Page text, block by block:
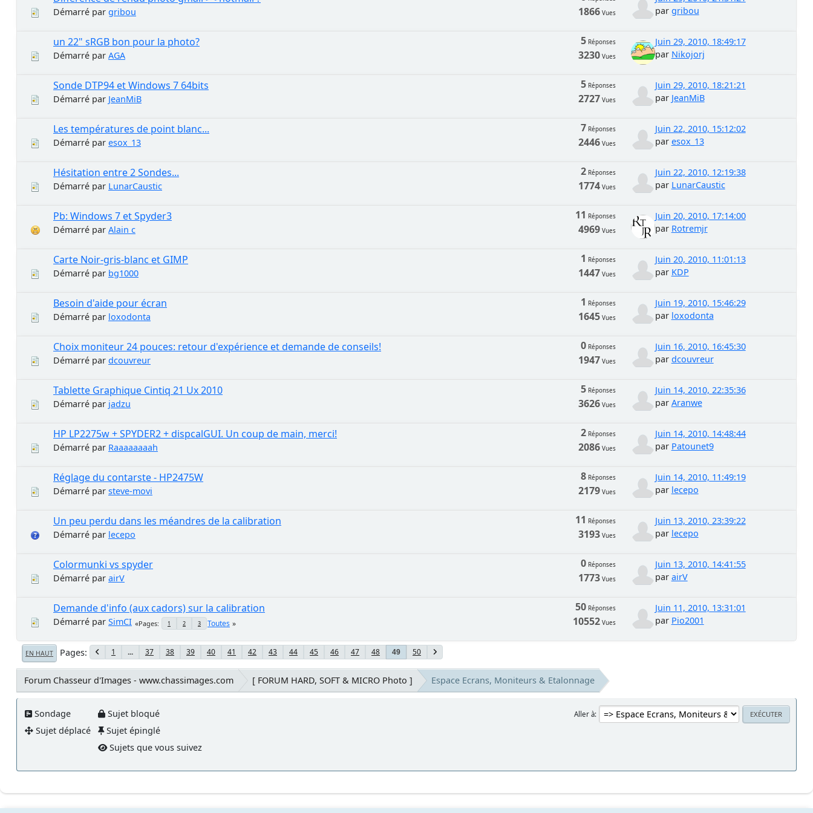
Démarré par gribou 1866Vues
par gribou
un 22" sRGB bon pour la photo?
Démarré par AGA
5Réponses
3230Vues
Juin 29, 2010, 18:49:17
par Nikojorj
Sonde DTP94 et Windows 7 64bits
Démarré par JeanMiB
5Réponses
2727 Vues
Juin 29, 2010, 18:21:21
par JeanMiB
Les températures de point blanc...
Démarré par esox_13
7 Réponses
2446Vues
Juin 22, 2010, 15:12:02
par esox_13
Hésitation entre 2 Sondes...
Démarré par LunarCaustic
2Réponses
1774Vues
Juin 22, 2010, 12:19:38
par LunarCaustic
Pb: Windows 7 et Spyder3
Démarré par Alain c
11 Réponses
4969Vues
Juin 20, 2010, 17:14:00
par Rotremjr
Carte Noir-gris-blanc et GIMP
Démarré par bg1000
1 Réponses
1447 Vues
Juin 20, 2010, 11:01:13
par KDP
Besoin d'aide pour écran
Démarré par loxodonta
1 Réponses
1645Vues
Juin 19, 2010, 15:46:29
par loxodonta
Choix moniteur 24 pouces: retour d'expérience et demande de conseils!
Démarré par dcouvreur
0Réponses
1947 Vues
Juin 16, 2010, 16:45:30
par dcouvreur
Tablette Graphique Cintiq 21 Ux 2010
Démarré par jadzu
5Réponses
3626Vues
Juin 14, 2010, 22:35:36
par Aranwe
HP LP2275w + SPYDER2 + dispcalGUI. Un coup de main, merci!
Démarré par Raaaaaaaah
2Réponses
2086Vues
Juin 14, 2010, 14:48:44
par Patounet9
Réglage du contarste - HP2475W
Démarré par steve-movi
8Réponses
2179Vues
Juin 14, 2010, 11:49:19
par lecepo
Un peu perdu dans les méandres de la calibration
Démarré par lecepo
11 Réponses
3193Vues
Juin 13, 2010, 23:39:22
par lecepo
Colormunki vs spyder
Démarré par airV
0Réponses
1773Vues
Juin 13, 2010, 14:41:55
par airV
Demande d'info (aux cadors) sur la calibration
Démarré par SimCI Pages 1 2 3 Toutes
50Réponses
10552Vues
Juin 11, 2010, 13:31:01
par Pio2001
EN HAUT Pages 1 ... 37 38 39 40 41 42 43 44 45 46 47 48 49 50
Forum Chasseur d'Images - www.chassimages.com [ FORUM HARD, SOFT & MICRO Photo ] Espace Ecrans, Moniteurs & Etalonnage
Aller à
Sondage
Sujet déplacé
Sujet bloqué
Sujet épinglé
Sujets que vous suivez